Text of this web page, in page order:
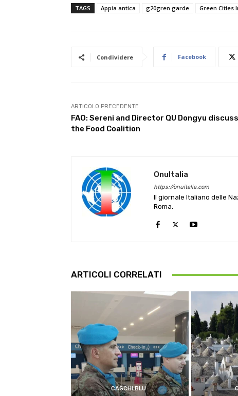
TAGS Appia antica g20gren garde Green Cities
Condividere Facebook
ARTICOLO PRECEDENTE
FAO: Sereni and Director QU Dongyu discuss
the Food Coalition
OnuItalia
https://onuitalia.com
Il giornale Italiano delle
Roma.
ARTICOLI CORRELATI
CASCHI BLU